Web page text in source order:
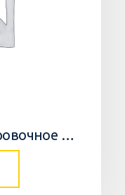
550591 Кольцо регулировочное 0,05мм/WEDGE